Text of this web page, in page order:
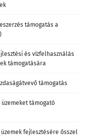
támogatás a
és vízfelhasználás
támogatására
támogatás
támogató
fejlesztésére ősszel